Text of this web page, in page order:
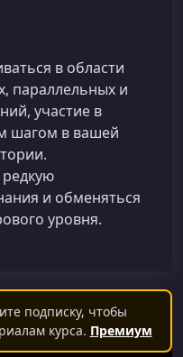
в области
параллельных и
участие в
шагом в вашей
и обменяться
уровня.
подписку, чтобы
курса. Премиум